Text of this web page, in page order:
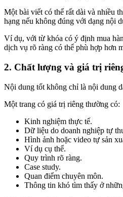
Một bài viết có thể rất dài và nhiều
hạng nếu không đúng với dạng nội
Ví dụ, với từ khóa có ý định mua
dịch vụ rõ ràng có thể phù hợp hơn
2. Chất lượng và giá trị
Nội dung tốt không chỉ là nội dung
Một trang có giá trị riêng thường có:
Kinh nghiệm thực tế.
Dữ liệu do doanh nghiệp tự
Hình ảnh hoặc video tự sản
Ví dụ cụ thể.
Quy trình rõ ràng.
Case study.
Quan điểm chuyên môn.
Thông tin khó tìm thấy ở